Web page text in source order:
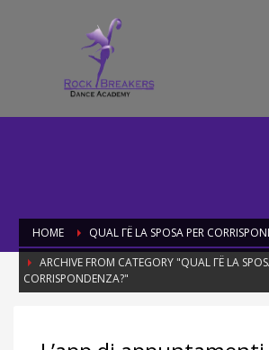
HOME
QUAL ГЁ LA SPOSA PER
ARCHIVE FROM CATEGORY "QUAL ГЁ LA
CORRISPONDENZA?"